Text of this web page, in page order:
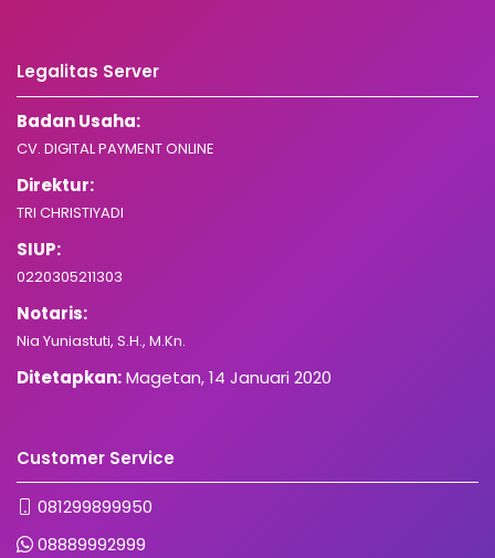
Legalitas Server
Badan Usaha:
CV. DIGITAL PAYMENT ONLINE
Direktur:
TRI CHRISTIYADI
SIUP:
0220305211303
Notaris:
Nia Yuniastuti, S.H., M.Kn.
Ditetapkan:Magetan, 14 Januari 2020
Customer Service
081299899950
08889992999